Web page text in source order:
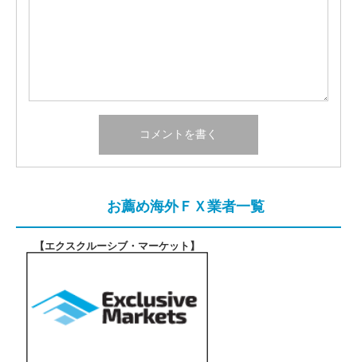
お薦め海外ＦＸ業者一覧
【エクスクルーシブ・マーケット 】